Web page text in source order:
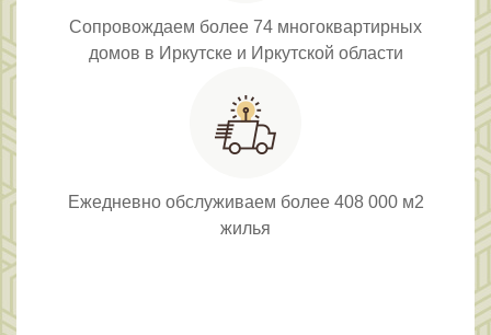
Сопровождаем более 74 многоквартирных
домов в Иркутске и Иркутской области
Ежедневно обслуживаем более 408 000 м2
жилья